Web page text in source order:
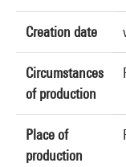
Creation date
Circumstances
of production
Place of
production